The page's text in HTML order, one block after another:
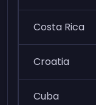
Costa Rica
Croatia
Cuba